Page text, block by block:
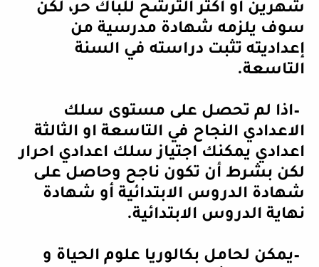
شهرين او اكثر الترشح للباك حر، لكن
سوف يلزمه شهادة مدرسية من
إعداديته تثبت دراسته في السنة
التاسعة.
–اذا لم تحصل على مستوى سلك
الاعدادي النجاح في التاسعة او الثالثة
اعدادي يمكنك اجتياز سلك اعدادي احرار
لكن بشرط أن تكون ناجح وحاصل على
شهادة الدروس الابتدائية أو شهادة
نهاية الدروس الابتدائية.
–يمكن لحامل بكالوريا علوم الحياة و